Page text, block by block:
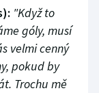
"Když to
góly, musí
velmi cenný
pokud by
Trochu mě